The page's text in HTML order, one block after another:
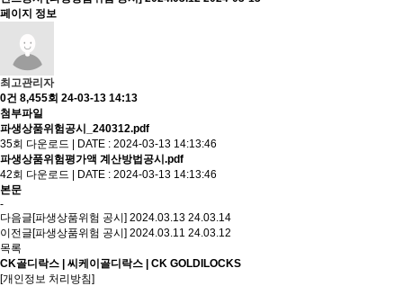
페이지 정보
최고관리자
0건 8,455회 24-03-13 14:13
첨부파일
파생상품위험공시_240312.pdf
35회 다운로드 | DATE : 2024-03-13 14:13:46
파생상품위험평가액 계산방법공시.pdf
42회 다운로드 | DATE : 2024-03-13 14:13:46
본문
-
다음글[파생상품위험 공시] 2024.03.13 24.03.14
이전글[파생상품위험 공시] 2024.03.11 24.03.12
목록
CK골디락스 | 씨케이골디락스 | CK GOLDILOCKS
[개인정보 처리방침]